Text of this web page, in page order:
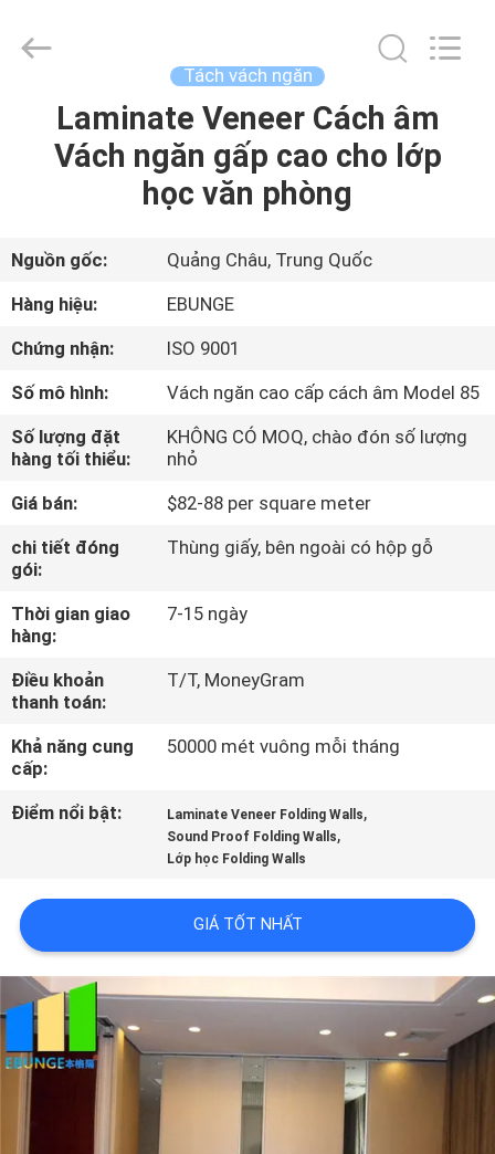
TRANG
CHỦ
SẢN
PHẨM
CHÚNG
TÔI
THAM
QUAN
MÁY
KIỂM
SOÁT
CHẤT
LƯỢNG
HỆ
CHÚNG
TÔI
TIN
TỨC
Material
Industrial
Tách vách ngăn
Laminate Veneer Cách âm
Vách ngăn gấp cao cho lớp
học văn phòng
Nguồn gốc:
Quảng Châu, Trung Quốc
Hàng hiệu:
EBUNGE
Chứng nhận:
ISO 9001
Số mô hình:
Vách ngăn cao cấp cách âm Model 85
Số lượng đặt
hàng tối thiểu:
KHÔNG CÓ MOQ, chào đón số lượng
nhỏ
Giá bán:
$82-88 per square meter
chi tiết đóng
gói:
Thùng giấy, bên ngoài có hộp gỗ
Thời gian giao
hàng:
7-15 ngày
Điều khoản
thanh toán:
T/T, MoneyGram
Khả năng cung
cấp:
50000 mét vuông mỗi tháng
Điểm nổi bật: Laminate Veneer Folding Walls,
Sound Proof Folding Walls,
Lớp học Folding Walls
GIÁ TỐT NHẤT